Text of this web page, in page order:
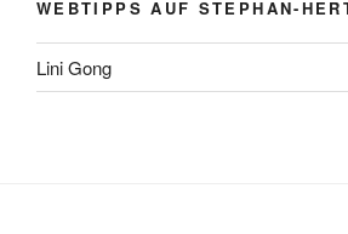
WEBTIPPS AUF STEPHAN-
Lini Gong